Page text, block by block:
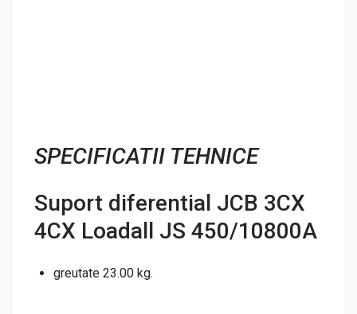
SPECIFICATII TEHNICE
Suport diferential JCB 3CX
4CX Loadall JS 450/10800A
greutate 23.00 kg.